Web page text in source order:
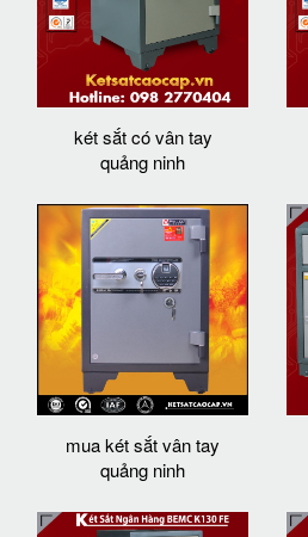
két sắt có vân tay
quảng ninh
mua két sắt vân tay
quảng ninh